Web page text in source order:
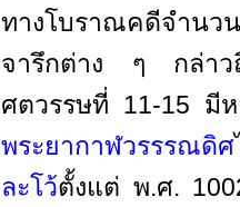
ทางโบราณคดีจำนว
จารึกต่าง ๆ กล่าวถึ
ศตวรรษที่ 11-15 มี
พระยากาฬวรรรณดิศ
ละโว้ตั้งแต่ พ.ศ.